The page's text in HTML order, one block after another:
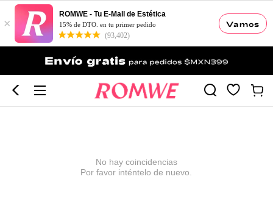
Vamos
×
ROMWE - Tu E-Mall de Estética
15% de DTO. en tu primer pedido
(93,402)
No hay coincidencias
Por favor inténtelo de nuevo.